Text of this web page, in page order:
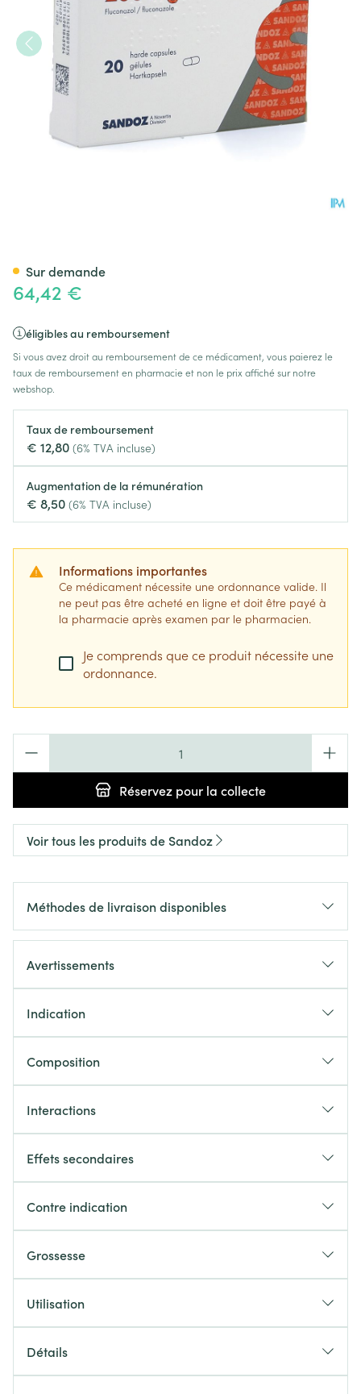
64,42 €
éligibles au remboursement
Si vous avez droit au remboursement de ce médicament, vous paierez le
taux de remboursement en pharmacie et non le prix affiché sur notre
webshop.
Taux de remboursement
€ 12,80 (6% TVA incluse)
Augmentation de la rémunération
€ 8,50 (6% TVA incluse)
Informations importantes
Ce médicament nécessite une ordonnance valide. Il
ne peut pas être acheté en ligne et doit être payé à
la pharmacie après examen par le pharmacien.
Je comprends que ce produit nécessite une
ordonnance.
Réservez pour la collecte
Sur demande
Voir tous les produits de Sandoz
Méthodes de livraison disponibles
Avertissements
Indication
Composition
Interactions
Effets secondaires
Contre indication
Grossesse
Utilisation
Détails